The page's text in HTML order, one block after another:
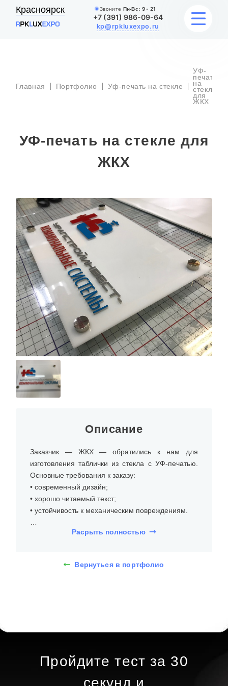
Красноярск Звоните Пн-Вс: 9 - 21
+7 (391) 986-09-64
kp@rpkluxexpo.ru
Главная Портфолио Уф-печать на стекле
УФ-
печать
на
стекле
для
ЖКХ
УФ-печать на стекле для
ЖКХ
Описание
Заказчик — ЖКХ — обратились к нам для
изготовления таблички из стекла с УФ-печатью.
Основные требования к заказу:
• современный дизайн;
• хорошо читаемый текст;
• устойчивость к механическим повреждениям.
Для проекта были оформлены таблички из
стильное решение для оформления офисов,
Расрыть полностью
Вернуться в портфолио
Пройдите тест за 30